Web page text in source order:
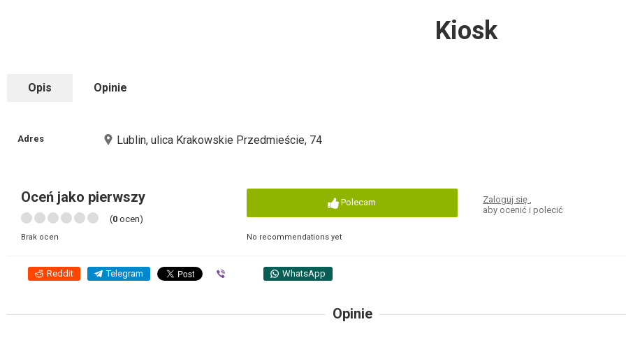
Kiosk
Opis Opinie
Adres Lublin, ulica Krakowskie Przedmieście, 74
Oceń jako pierwszy
(0 ocen)
Brak ocen
Polecam
No recommendations yet
Zaloguj się,
aby ocenić i polecić
Reddit Telegram WhatsApp
Opinie